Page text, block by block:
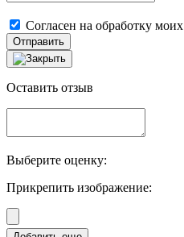
Согласен на обработку моих
Отправить
Оставить отзыв
Выберите оценку:
Прикрепить изображение: